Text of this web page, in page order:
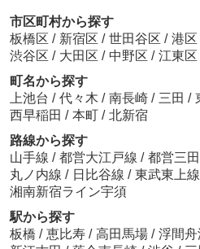
市区町村から探す
板橋区 / 新宿区 / 世田谷区 / 港区
渋谷区 / 大田区 / 中野区 / 江東区
町名から探す
上池台 / 代々木 / 南長崎 / 三田 /
西早稲田 / 本町 / 北新宿
路線から探す
山手線 / 都営大江戸線 / 都営三
丸ノ内線 / 日比谷線 / 東武東上線
湘南新宿ライン宇須
駅から探す
板橋 / 恵比寿 / 高田馬場 / 浮間舟